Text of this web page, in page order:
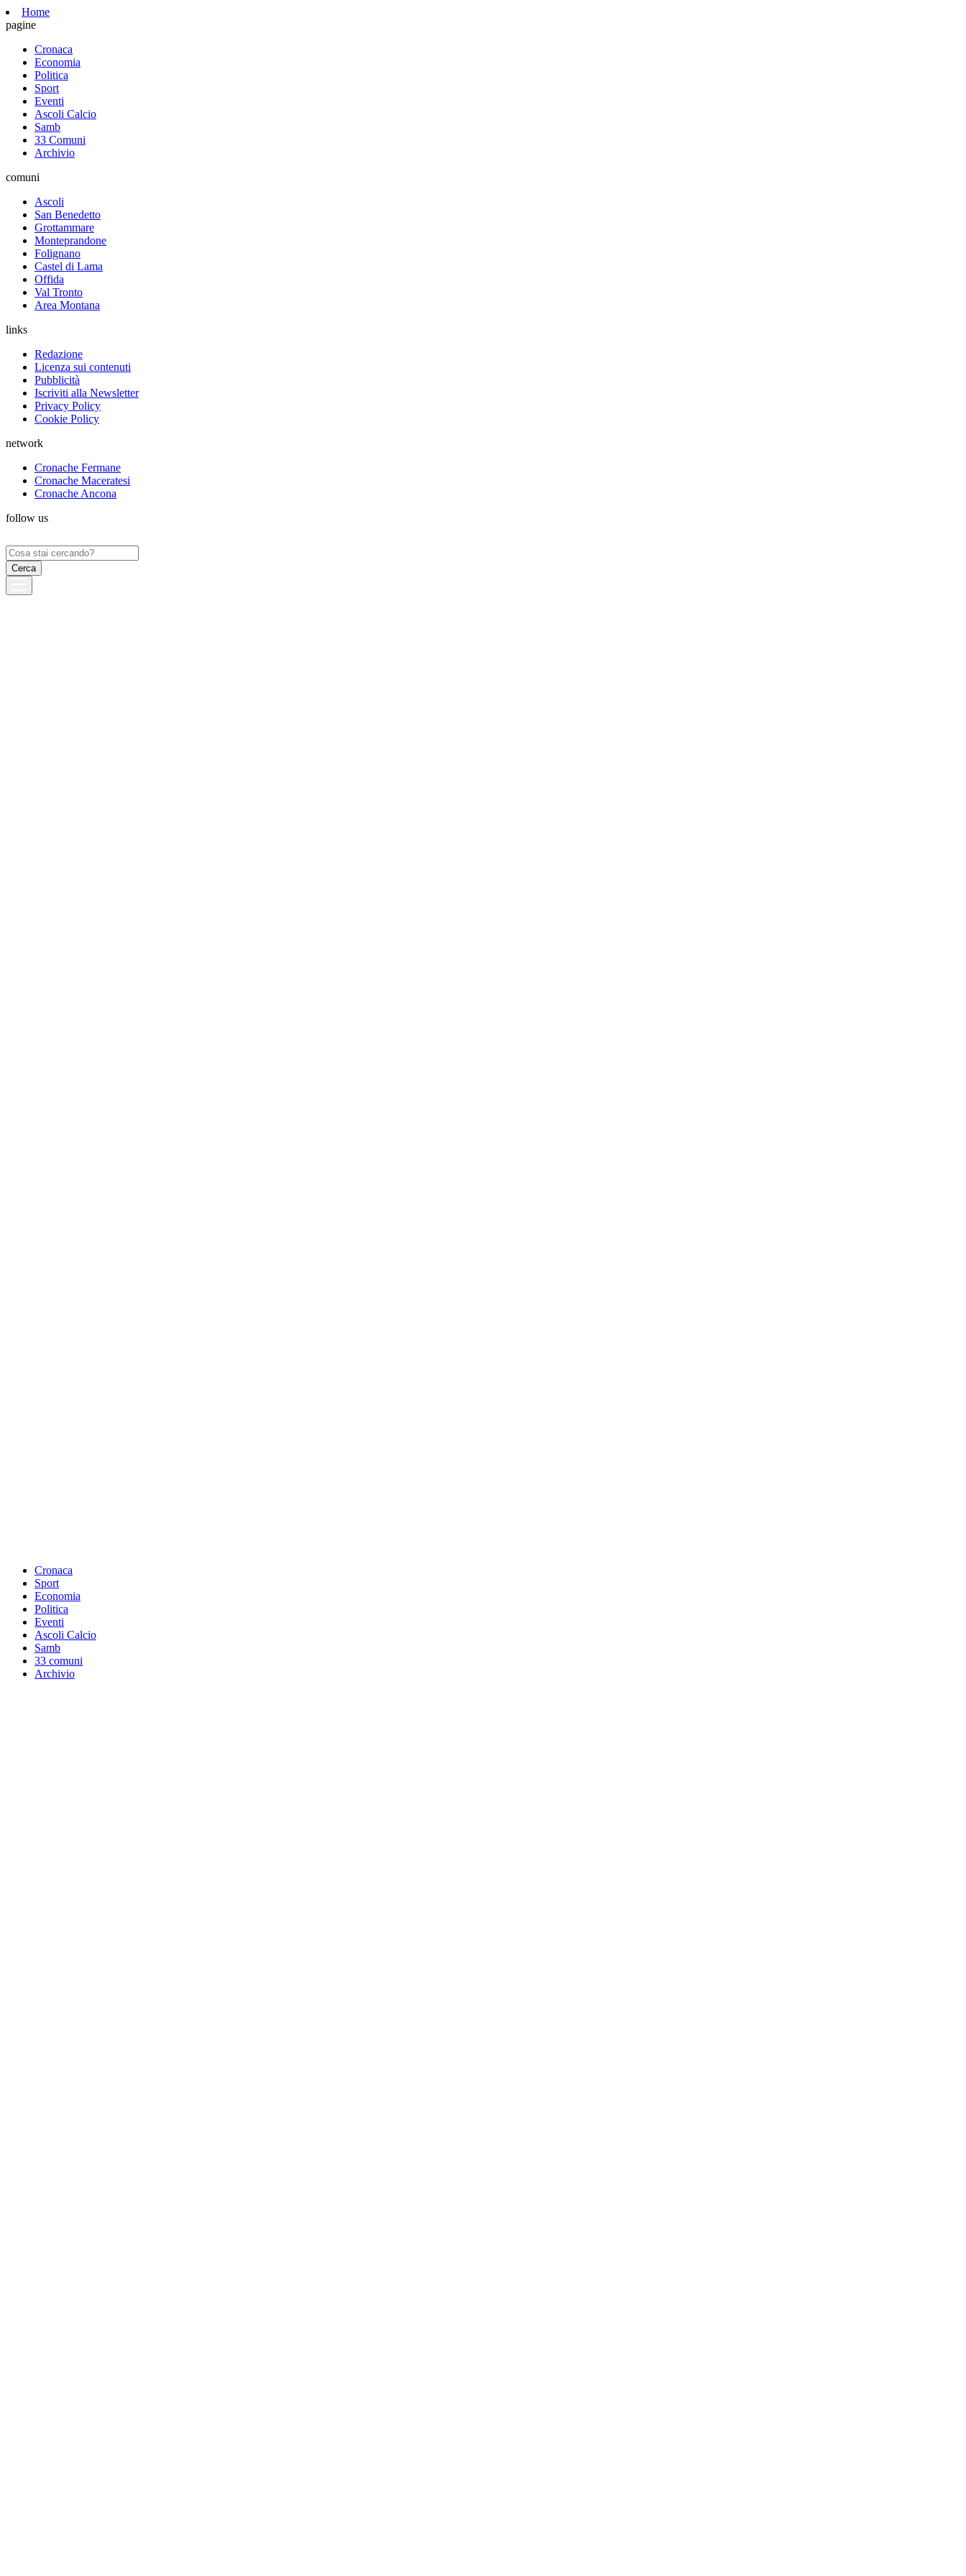
Home
pagine
Cronaca
Economia
Politica
Sport
Eventi
Ascoli Calcio
Samb
33 Comuni
Archivio
comuni
Ascoli
San Benedetto
Grottammare
Monteprandone
Folignano
Castel di Lama
Offida
Val Tronto
Area Montana
links
Redazione
Licenza sui contenuti
Pubblicità
Iscriviti alla Newsletter
Privacy Policy
Cookie Policy
network
Cronache Fermane
Cronache Maceratesi
Cronache Ancona
follow us
Ricerca
per:
Cronaca
Sport
Economia
Politica
Eventi
Ascoli Calcio
Samb
33 comuni
Archivio